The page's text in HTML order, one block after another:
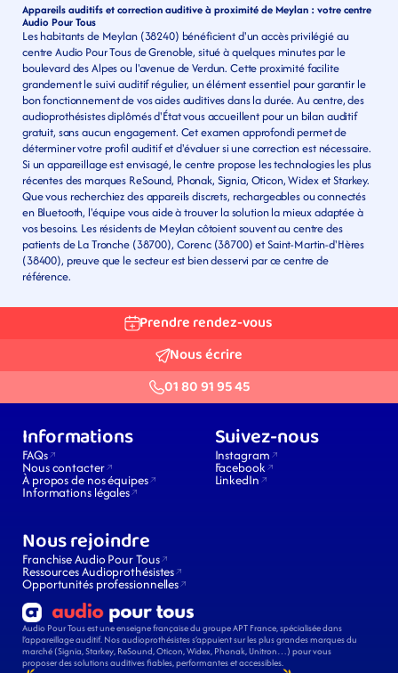
Appareils auditifs et correction auditive à proximité de Meylan : votre centre
Audio Pour Tous
Les habitants de Meylan (38240) bénéficient d'un accès privilégié au
centre Audio Pour Tous de Grenoble, situé à quelques minutes par le
boulevard des Alpes ou l'avenue de Verdun. Cette proximité facilite
grandement le suivi auditif régulier, un élément essentiel pour garantir le
bon fonctionnement de vos aides auditives dans la durée. Au centre, des
audioprothésistes diplômés d'État vous accueillent pour un bilan auditif
gratuit, sans aucun engagement. Cet examen approfondi permet de
déterminer votre profil auditif et d'évaluer si une correction est nécessaire.
Si un appareillage est envisagé, le centre propose les technologies les plus
récentes des marques ReSound, Phonak, Signia, Oticon, Widex et Starkey.
Que vous recherchiez des appareils discrets, rechargeables ou connectés
en Bluetooth, l'équipe vous aide à trouver la solution la mieux adaptée à
vos besoins. Les résidents de Meylan côtoient souvent au centre des
patients de La Tronche (38700), Corenc (38700) et Saint-Martin-d'Hères
(38400), preuve que le secteur est bien desservi par ce centre de
référence.
Prendre rendez-vous
Nous écrire
01 80 91 95 45
Audio Pour Tous est une enseigne française du groupe APT France, spécialisée dans
l’appareillage auditif. Nos audioprothésistes s’appuient sur les plus grandes marques du
marché (Signia, Starkey, ReSound, Oticon, Widex, Phonak, Unitron…) pour vous
proposer des solutions auditives fiables, performantes et accessibles.
Informations
FAQs
Nous contacter
À propos de nos équipes
Informations légales
Suivez-nous
Instagram
Facebook
LinkedIn
Nous rejoindre
Franchise Audio Pour Tous
Ressources Audioprothésistes
Opportunités professionnelles